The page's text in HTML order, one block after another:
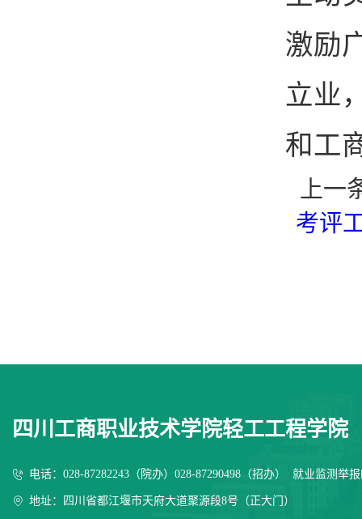
激励
立业
和工
上一
考评
四川工商职业技术学院轻工工程学院
电话：028-87282243（院办）028-87290498（招办） 就业监测举报
地址：四川省都江堰市天府大道聚源段8号（正大门）